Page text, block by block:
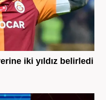
iki yıldız belirledi